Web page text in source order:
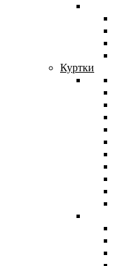
Куртки